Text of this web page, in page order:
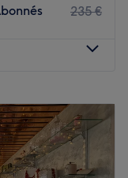
235 €
09:00–19:00
09:00–19:00
09:00–19:00
09:00–19:00